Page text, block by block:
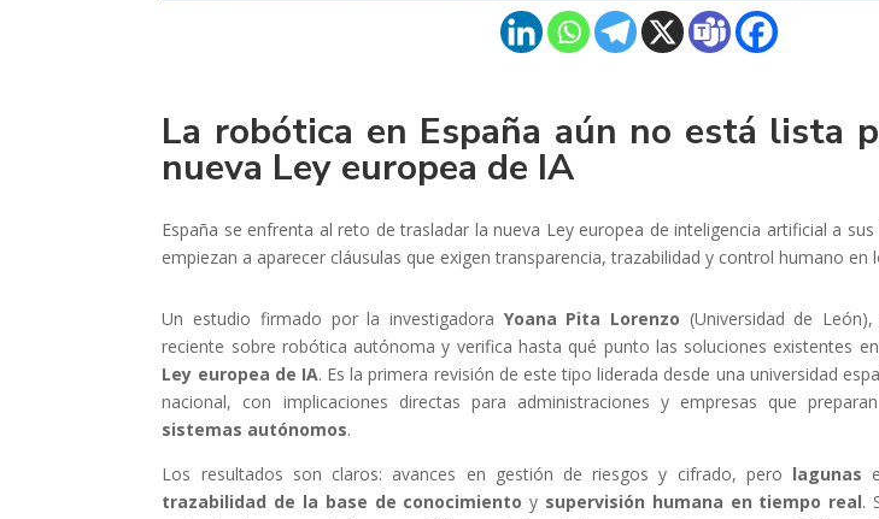
La robótica en España aún no está lista
nueva Ley europea de IA
España se enfrenta al reto de trasladar la nueva Ley europea de inteligencia artificial a
empiezan a aparecer cláusulas que exigen transparencia, trazabilidad y control humano
Un estudio firmado por la investigadora Yoana Pita Lorenzo (Universidad de
reciente sobre robótica autónoma y verifica hasta qué punto las soluciones existentes
Ley europea de IA. Es la primera revisión de este tipo liderada desde una universidad
nacional, con implicaciones directas para administraciones y empresas que preparan
sistemas autónomos.
Los resultados son claros: avances en gestión de riesgos y cifrado, pero lagunas
trazabilidad de la base de conocimiento y supervisión humana en tiempo real.